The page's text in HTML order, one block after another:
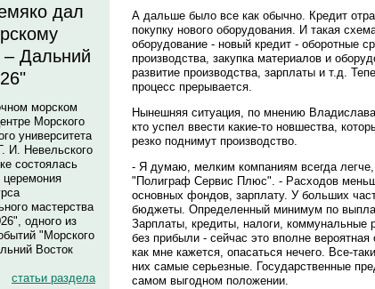
дал
– Дальний
морском
Морского
университета
И. Невельского
состоялась
церемония
мастерства
одного из
"Морского
Восток
статьи раздела
А дальше было все как обычно. Кредит
покупку нового оборудования. И такая
оборудование - новый кредит - оборотные
производства, закупка материалов и
развитие производства, зарплаты и т.д.
процесс прерывается.
Нынешняя ситуация, по мнению
кто успел ввести какие-то новшества,
резко поднимут производство.
- Я думаю, мелким компаниям всегда легче,
"Полиграф Сервис Плюс". - Расходов
основных фондов, зарплату. У больших
бюджеты. Определенный минимум по
Зарплаты, кредиты, налоги, коммунальные
без прибыли - сейчас это вполне
как мне кажется, опасаться нечего. Все-
них самые серьезные. Государственные
самом выгодном положении.